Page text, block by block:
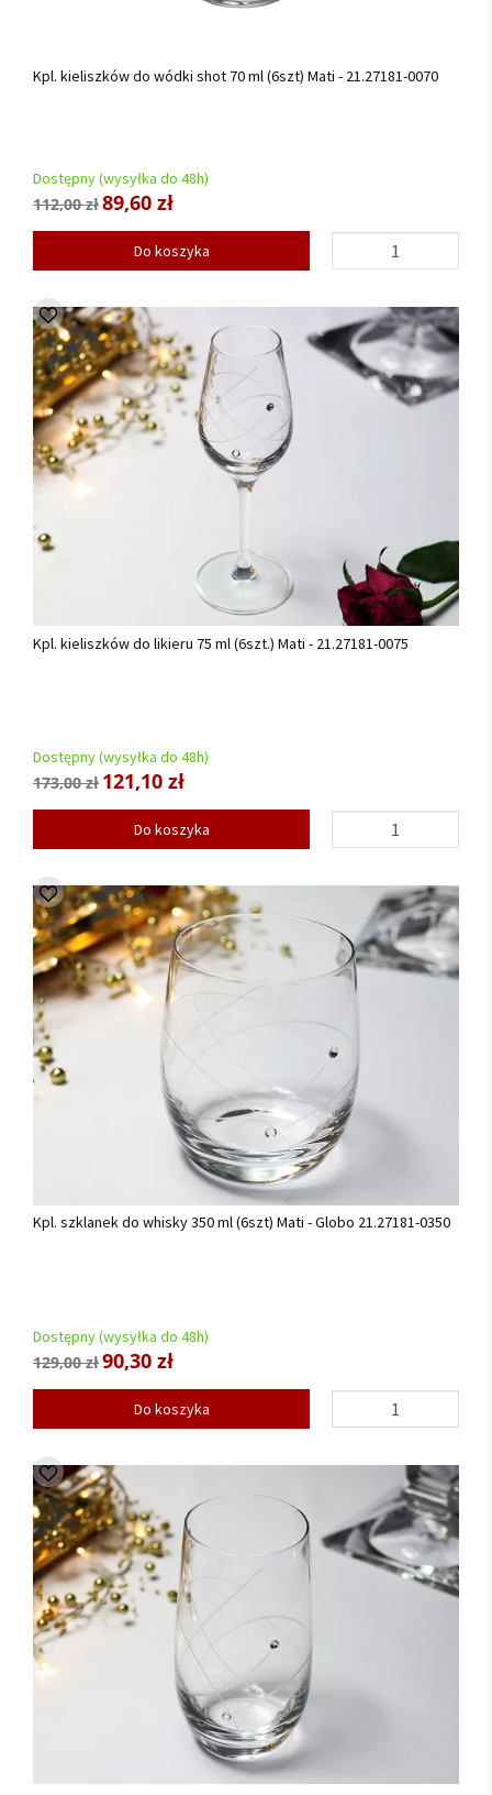
Kpl. kieliszków do wódki shot 70 ml (6szt) Mati - 21.27181-0070
Dostępny (wysyłka do 48h)
112,00 zł89,60 zł
Do koszyka
Kpl. kieliszków do likieru 75 ml (6szt.) Mati - 21.27181-0075
Dostępny (wysyłka do 48h)
173,00 zł 121,10 zł
Do koszyka
Kpl. szklanek do whisky 350 ml (6szt) Mati - Globo 21.27181-0350
Dostępny (wysyłka do 48h)
129,00 zł90,30 zł
Do koszyka